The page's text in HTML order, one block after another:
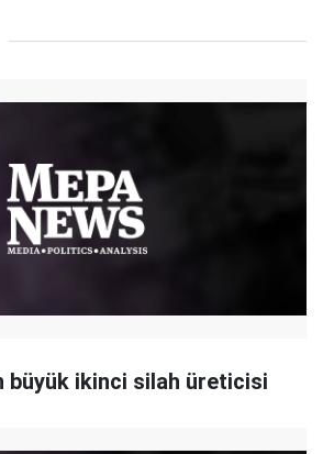
büyük ikinci silah üreticisi